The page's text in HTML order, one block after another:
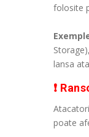
folosite
lansa
❗
poate